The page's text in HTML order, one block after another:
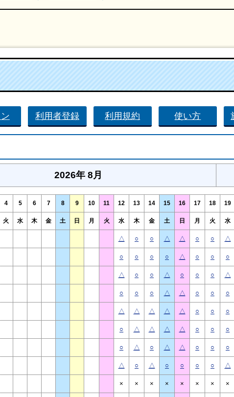
利用者登録 利用規約 使い方
2026年 8月
4 5 6 7 8 9 10 11 12 13 14 15 16 17 18 19
火 水 木 金 土 日 月 火 水 木 金 土 日 月 火 水
△ ○ ○ △ △ ○ ○ △
○ ○ ○ ○ △ ○ ○ ○
△ ○ ○ △ ○ ○ ○ △
○ ○ ○ △ △ ○ ○ ○
△ △ △ △ △ ○ ○ ○
○ △ △ △ △ ○ ○ ○
○ △ ○ △ △ ○ ○ ○
△ ○ △ ○ ○ ○ ○ △
× × × × × × × ×